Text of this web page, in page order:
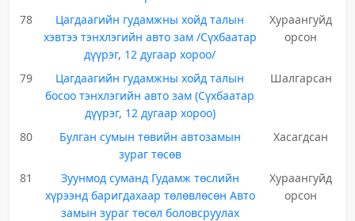
78
Цагдаагийн гудамжны хойд талын
хэвтээ тэнхлэгийн авто зам /Сүхбаатар
дүүрэг, 12 дугаар хороо/
Хураангуйд
орсон
79
Цагдаагийн гудамжны хойд талын
босоо тэнхлэгийн авто зам (Сүхбаатар
дүүрэг, 12 дугаар хороо)
Шалгарсан
80
Булган сумын төвийн автозамын
зураг төсөв
Хасагдсан
81
Зуунмод суманд Гудамж төслийн
хүрээнд баригдахаар төлөвлөсөн Авто
замын зураг төсөл боловсруулах
Хураангуйд
орсон